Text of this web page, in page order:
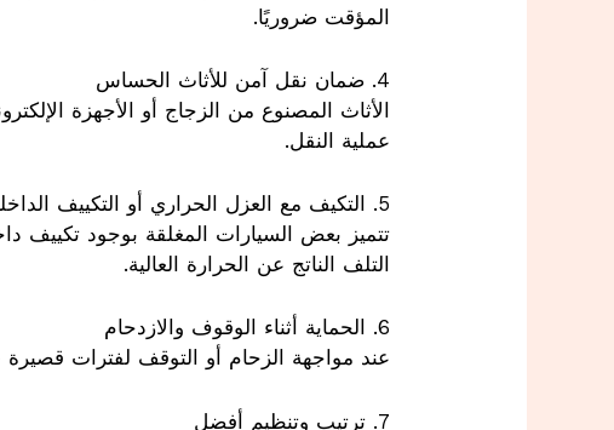
المؤقت ضروريًا.
4. ضمان نقل آمن للأثاث الحساس
الأثاث المصنوع من الزجاج أو الأجهزة
عملية النقل.
5. التكيف مع العزل الحراري أو التكييف الداخلي
تتميز بعض السيارات المغلقة بوجود تكييف
التلف الناتج عن الحرارة العالية.
6. الحماية أثناء الوقوف والازدحام
عند مواجهة الزحام أو التوقف لفترات
7. ترتيب وتنظيم أفضل